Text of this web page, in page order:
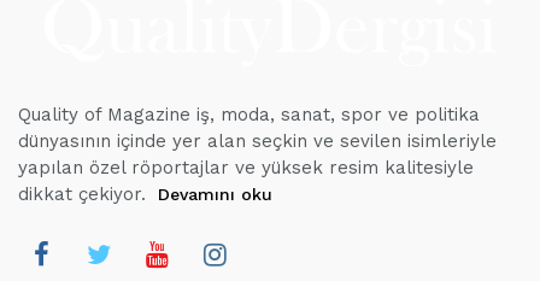
Quality of Magazine iş, moda, sanat, spor ve politika
dünyasının içinde yer alan seçkin ve sevilen isimleriyle
yapılan özel röportajlar ve yüksek resim kalitesiyle
dikkat çekiyor.
Devamını oku